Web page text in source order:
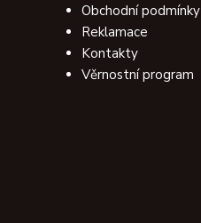
Obchodní podmínky
Reklamace
Kontakty
Věrnostní program